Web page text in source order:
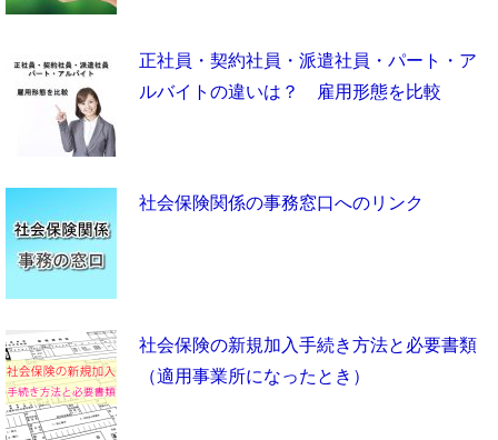
正社員・契約社員・派遣社員・パート・ア
ルバイトの違いは？ 雇用形態を比較
社会保険関係の事務窓口へのリンク
社会保険の新規加入手続き方法と必要書類
（適用事業所になったとき）